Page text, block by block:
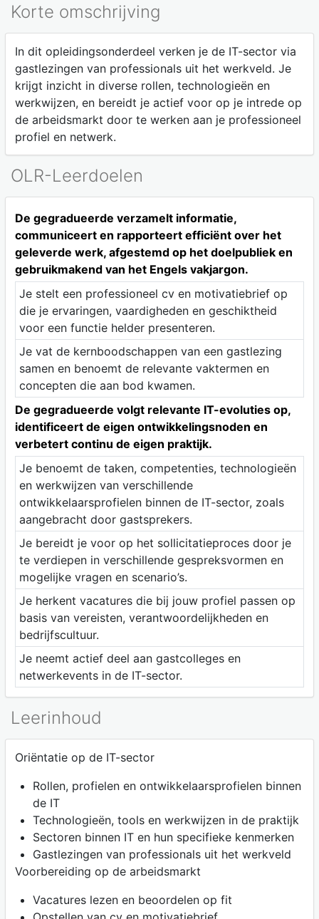
Korte omschrijving
In dit opleidingsonderdeel verken je de IT-sector via
gastlezingen van professionals uit het werkveld. Je
krijgt inzicht in diverse rollen, technologieën en
werkwijzen, en bereidt je actief voor op je intrede op
de arbeidsmarkt door te werken aan je professioneel
profiel en netwerk.
OLR-Leerdoelen
De gegradueerde verzamelt informatie,
communiceert en rapporteert efficiënt over het
geleverde werk, afgestemd op het doelpubliek en
gebruikmakend van het Engels vakjargon.
Je stelt een professioneel cv en motivatiebrief op
die je ervaringen, vaardigheden en geschiktheid
voor een functie helder presenteren.
Je vat de kernboodschappen van een gastlezing
samen en benoemt de relevante vaktermen en
concepten die aan bod kwamen.
De gegradueerde volgt relevante IT-evoluties op,
identificeert de eigen ontwikkelingsnoden en
verbetert continu de eigen praktijk.
Je benoemt de taken, competenties, technologieën
en werkwijzen van verschillende
ontwikkelaarsprofielen binnen de IT-sector, zoals
aangebracht door gastsprekers.
Je bereidt je voor op het sollicitatieproces door je
te verdiepen in verschillende gespreksvormen en
mogelijke vragen en scenario’s.
Je herkent vacatures die bij jouw profiel passen op
basis van vereisten, verantwoordelijkheden en
bedrijfscultuur.
Je neemt actief deel aan gastcolleges en
netwerkevents in de IT-sector.
Leerinhoud
Oriëntatie op de IT-sector
Rollen, profielen en ontwikkelaarsprofielen binnen
de IT
Technologieën, tools en werkwijzen in de praktijk
Sectoren binnen IT en hun specifieke kenmerken
Gastlezingen van professionals uit het werkveld
Voorbereiding op de arbeidsmarkt
Vacatures lezen en beoordelen op fit